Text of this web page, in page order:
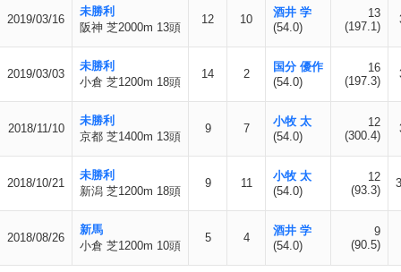
2019/03/16
未勝利
阪神 芝2000m 13頭
12 10
酒井 学
(54.0)
13
(197.1)
2019/03/03
未勝利
小倉 芝1200m 18頭
14 2
国分 優作
(54.0)
16
(197.3)
2018/11/10
未勝利
京都 芝1400m 13頭
9 7
小牧 太
(54.0)
12
(300.4)
2018/10/21
未勝利
新潟 芝1200m 18頭
9 11
小牧 太
(54.0)
12
(93.3)
2018/08/26
新馬
小倉 芝1200m 10頭
5 4
酒井 学
(54.0)
9
(90.5)